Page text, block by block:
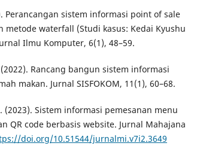
Perancangan sistem informasi point of sale
metode waterfall (Studi kasus: Kedai Kyushu
Ilmu Komputer, 6(1), 48–59.
Rancang bangun sistem informasi
makan. Jurnal SISFOKOM, 11(1), 60–68.
(2023). Sistem informasi pemesanan menu
QR code berbasis website. Jurnal Mahajana
doi.org/10.51544/jurnalmi.v7i2.3649